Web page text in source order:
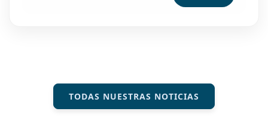
TODAS NUESTRAS NOTICIAS